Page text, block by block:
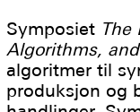
Symposiet The
Algorithms,
algoritmer til
produksjon og